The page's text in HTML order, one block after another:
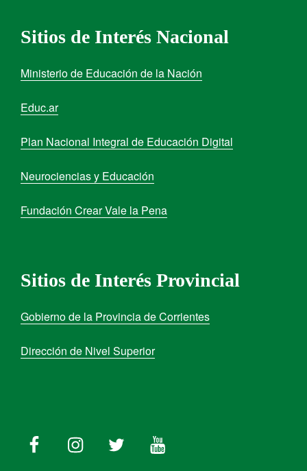
Sitios de Interés Nacional
Ministerio de Educación de la Nación
Educ.ar
Plan Nacional Integral de Educación Digital
Neurociencias y Educación
Fundación Crear Vale la Pena
Sitios de Interés Provincial
Gobierno de la Provincia de Corrientes
Dirección de Nivel Superior